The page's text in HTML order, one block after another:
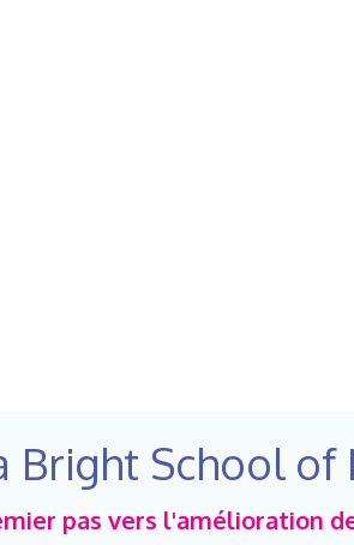
Bright School of
pas vers l'amélioration